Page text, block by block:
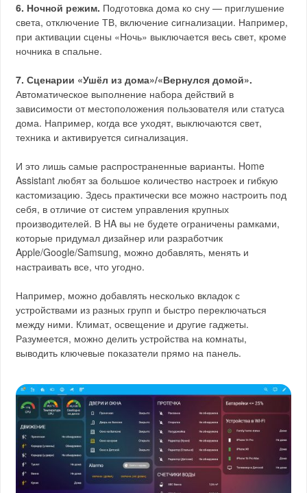
6. Ночной режим. Подготовка дома ко сну — приглушение
света, отключение ТВ, включение сигнализации. Например,
при активации сцены «Ночь» выключается весь свет, кроме
ночника в спальне.
7. Сценарии «Ушёл из дома»/«Вернулся домой».
Автоматическое выполнение набора действий в
зависимости от местоположения пользователя или статуса
дома. Например, когда все уходят, выключаются свет,
техника и активируется сигнализация.
И это лишь самые распространенные варианты. Home
Assistant любят за большое количество настроек и гибкую
кастомизацию. Здесь практически все можно настроить под
себя, в отличие от систем управления крупных
производителей. В HA вы не будете ограничены рамками,
которые придумал дизайнер или разработчик
Apple/Google/Samsung, можно добавлять, менять и
настраивать все, что угодно.
Например, можно добавлять несколько вкладок с
устройствами из разных групп и быстро переключаться
между ними. Климат, освещение и другие гаджеты.
Разумеется, можно делить устройства на комнаты,
выводить ключевые показатели прямо на панель.